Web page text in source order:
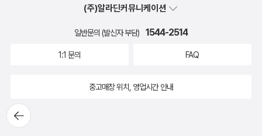
뒤로가
기
(주)알라딘커뮤니케이션
일반문의 (발신자 부담) 1544-2514
1:1 문의 FAQ
중고매장 위치, 영업시간 안내